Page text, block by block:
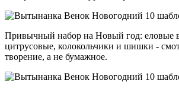
Привычный набор на Новый год: еловые
цитрусовые, колокольчики и шишки -
творение, а не бумажное.